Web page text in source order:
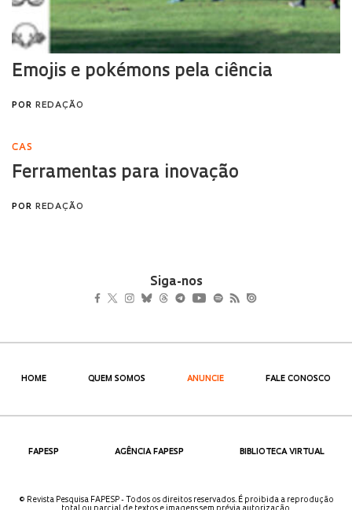
Siga-nos
HOME QUEM SOMOS ANUNCIE FALE CONOSCO
FAPESP AGÊNCIA FAPESP BIBLIOTECA VIRTUAL
© Revista Pesquisa FAPESP - Todos os direitos reservados. É proibida a reprodução